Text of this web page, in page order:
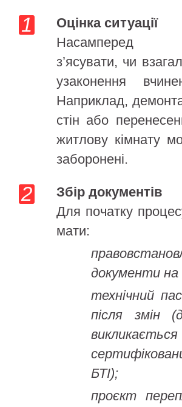
Оцінка ситуації
Насамперед
з’ясувати, чи
узаконення
Наприклад,
стін або
житлову кімнату
заборонені.
Збір документів
Для початку
мати:
документи на
технічний
після змін
викликається
БТІ);
проєкт